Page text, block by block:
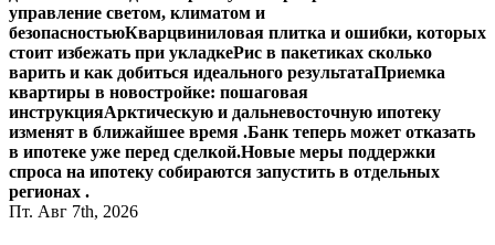
управление светом, климатом и
безопасностьюКварцвиниловая плитка и ошибки, которых
стоит избежать при укладкеРис в пакетиках сколько
варить и как добиться идеального результатаПриемка
квартиры в новостройке: пошаговая
инструкцияАрктическую и дальневосточную ипотеку
изменят в ближайшее время .Банк теперь может отказать
в ипотеке уже перед сделкой.Новые меры поддержки
спроса на ипотеку собираются запустить в отдельных
регионах .
Пт. Авг 7th, 2026